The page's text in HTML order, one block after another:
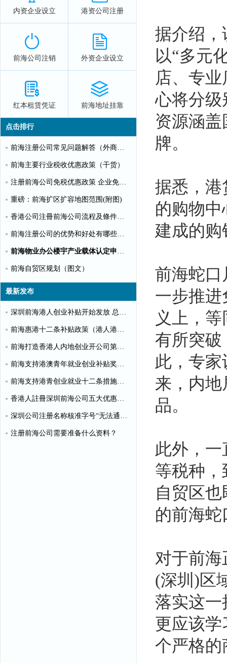
据介绍，
以“多元
店、专
心将分级
资源涵
牌。
据悉，港
的购物
建成的
前海蛇口
一步推
义上，
有所突破
此，专
来，内
品。
此外，
等税种，
自贸区
的前海
对于前
(深圳)区
落实这一
更应该
个严格的
内资企业设立 港资公司注册
前海公司注销 外资企业设立
红本租赁凭证 前海地址挂靠
点击排行
前海注册公司常见问题解答（外商投资）
前海主要行业税收优惠政策（干货）
注册前海公司免税优惠政策 企业免税10%个人可全免
重磅：前海扩区扩容地图范围(附图)
香港公司注冊前海公司流程及條件【圖文】
前海注册公司的优势和好处有哪些？（推荐）
前海物业办公楼宇产业载体认定申请指南（第一批）
前海自贸区规划（图文）
最新发布
深圳前海港人创业补贴开始发放 总额超千万
前海惠港十二条补贴政策（港人港企补贴政策）
前海打造香港人内地创业开公司第一站
前海支持港澳青年就业创业补贴奖励申请办理清单
前海支持港青创业就业十二条措施（惠港政策原文）
香港人註冊深圳前海公司五大优惠政策
深圳公司注册名称核准字号“无法通过”怎么办？
注册前海公司需要准备什么资料？